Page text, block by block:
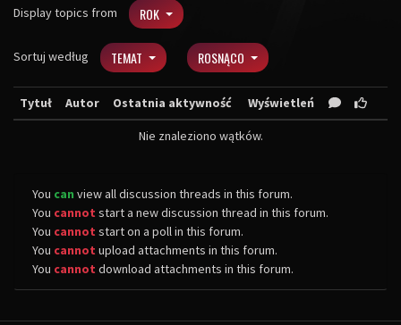
Display topics from ROK
Sortuj według TEMAT ROSNĄCO
Tytuł Autor Ostatnia aktywność Wyświetleń
Nie znaleziono wątków.
You can view all discussion threads in this forum.
You cannot start a new discussion thread in this forum.
You cannot start on a poll in this forum.
You cannot upload attachments in this forum.
You cannot download attachments in this forum.